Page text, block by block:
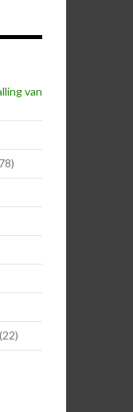
van
(22)